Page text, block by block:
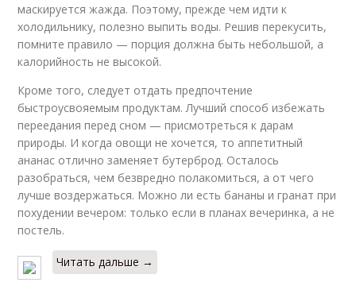
маскируется жажда. Поэтому, прежде чем идти к
холодильнику, полезно выпить воды. Решив перекусить,
помните правило — порция должна быть небольшой, а
калорийность не высокой.
Кроме того, следует отдать предпочтение
быстроусвояемым продуктам. Лучший способ избежать
переедания перед сном — присмотреться к дарам
природы. И когда овощи не хочется, то аппетитный
ананас отлично заменяет бутерброд. Осталось
разобраться, чем безвредно полакомиться, а от чего
лучше воздержаться. Можно ли есть бананы и гранат при
похудении вечером: только если в планах вечеринка, а не
постель.
Читать дальше →